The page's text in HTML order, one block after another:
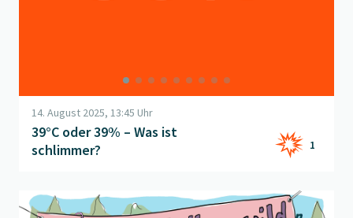
14. August 2025, 13:45 Uhr
39°C oder 39% – Was ist
schlimmer?
1
Beitrag "Versautes Motto" öffnen